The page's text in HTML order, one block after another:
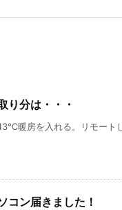
り分は・・・
暖房を入れる。リモート
コン届きました！